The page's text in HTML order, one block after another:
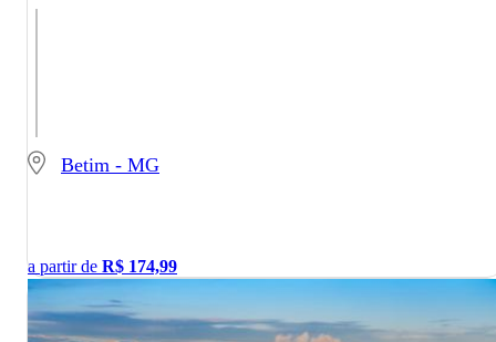
Betim - MG
a partir de R$ 174,99